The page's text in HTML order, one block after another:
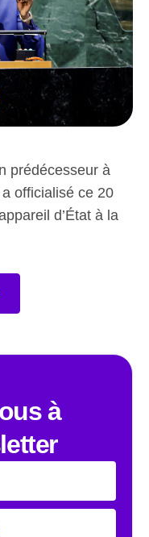
prédécesseur à
officialisé ce 20
d’État à la
à